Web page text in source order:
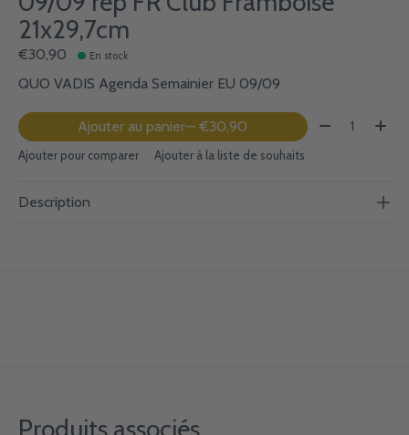
21x29,7cm
€30,90 En stock
QUO VADIS Agenda Semainier EU 09/09
Ajouter au panier — €30,90 Quantité:
Ajouter pour comparer Ajouter à la liste de souhaits
Description
Produits associés